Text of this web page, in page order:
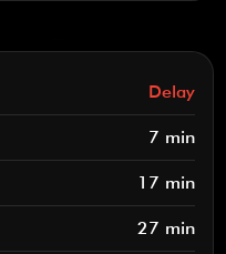
Delay
7 min
17 min
27 min